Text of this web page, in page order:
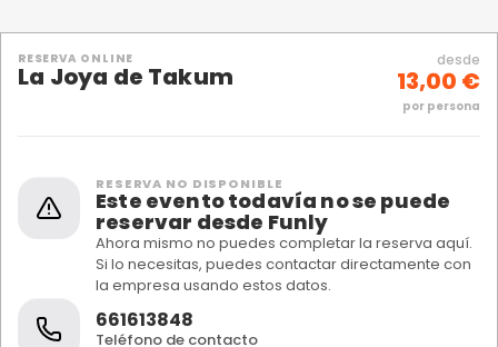
RESERVA ONLINE
La Joya de Takum
desde
13,00 €
por persona
RESERVA NO DISPONIBLE
Este evento todavía no se puede
reservar desde Funly
Ahora mismo no puedes completar la reserva aquí.
Si lo necesitas, puedes contactar directamente con
la empresa usando estos datos.
661613848
Teléfono de contacto